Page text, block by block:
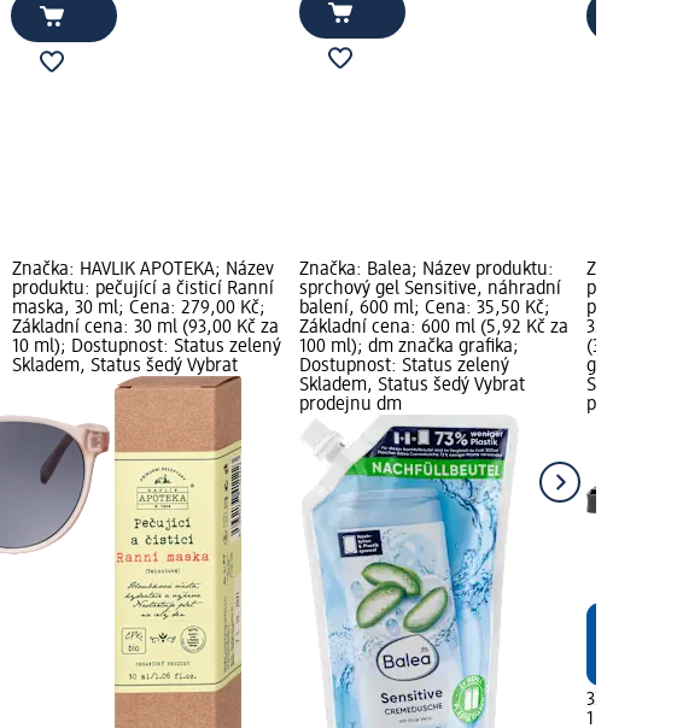
Značka: HAVLÍK APOTEKA; Název
produktu: pečující a čisticí Ranní
maska, 30 ml; Cena: 279,00 Kč;
Základní cena: 30 ml (93,00 Kč za
10 ml); Dostupnost: Status zelený
Skladem, Status šedý Vybrat
Značka: Balea; Název produktu:
sprchový gel Sensitive, náhradní
balení, 600 ml; Cena: 35,50 Kč;
Základní cena: 600 ml (5,92 Kč za
100 ml); dm značka grafika;
Dostupnost: Status zelený
Skladem, Status šedý Vybrat
prodejnu dm
Značka:
produktu:
329,00 Kč;
(329,00 Kč
grafika;
Skladem,
prodejnu
329,00 Kč
1 ks